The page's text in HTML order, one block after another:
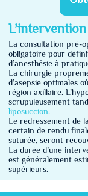
La consultation pré-
obligatoire pour
d’anesthésie à
La chirurgie
d’asepsie optimales
région axillaire.
scrupuleusement
liposuccion.
Le redressement de
certain de rendu
suturée, seront
La durée d’une
est généralement
supérieurs.